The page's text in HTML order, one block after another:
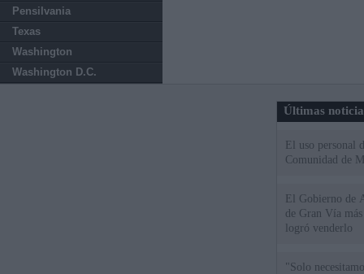
Pensilvania
Texas
Washington
Washington D.C.
Últimas
El uso personal
Comunidad de
El Gobierno de
de Gran Vía
logró venderlo
"Solo